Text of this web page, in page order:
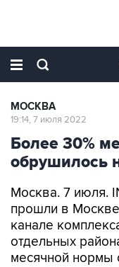
МОСКВА
19:14, 7 июля 2022
Более 30%
обрушилось
Москва. 7 июля.
прошли в
канале
отдельных
месячной нормы